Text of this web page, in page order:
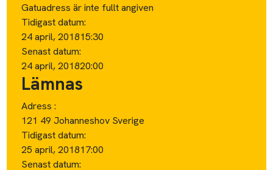
Gatuadress är inte fullt angiven
Tidigast datum:
24 april, 201815:30
Senast datum:
24 april, 201820:00
Lämnas
Adress :
121 49 Johanneshov Sverige
Tidigast datum:
25 april, 201817:00
Senast datum: